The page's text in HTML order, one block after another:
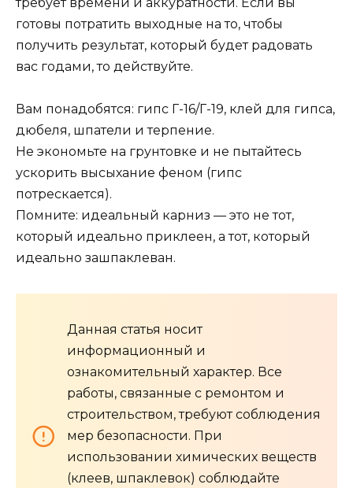
готовы потратить выходные на то, чтобы
получить результат, который будет радовать
вас годами, то действуйте.
Вам понадобятся: гипс Г-16/Г-19, клей для гипса,
дюбеля, шпатели и терпение.
Не экономьте на грунтовке и не пытайтесь
ускорить высыхание феном (гипс
потрескается).
Помните: идеальный карниз — это не тот,
который идеально приклеен, а тот, который
идеально зашпаклеван.
Данная статья носит
информационный и
ознакомительный характер. Все
работы, связанные с ремонтом и
строительством, требуют соблюдения
мер безопасности. При
использовании химических веществ
(клеев, шпаклевок) соблюдайте